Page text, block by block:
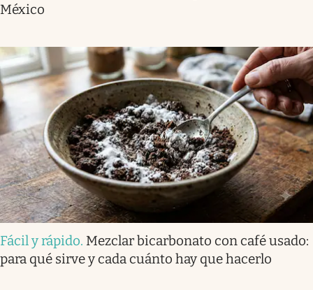
México
Fácil y rápido. Mezclar bicarbonato con café usado:
para qué sirve y cada cuánto hay que hacerlo